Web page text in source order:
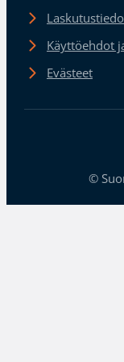
Käyttöehdot
Evästeet
©